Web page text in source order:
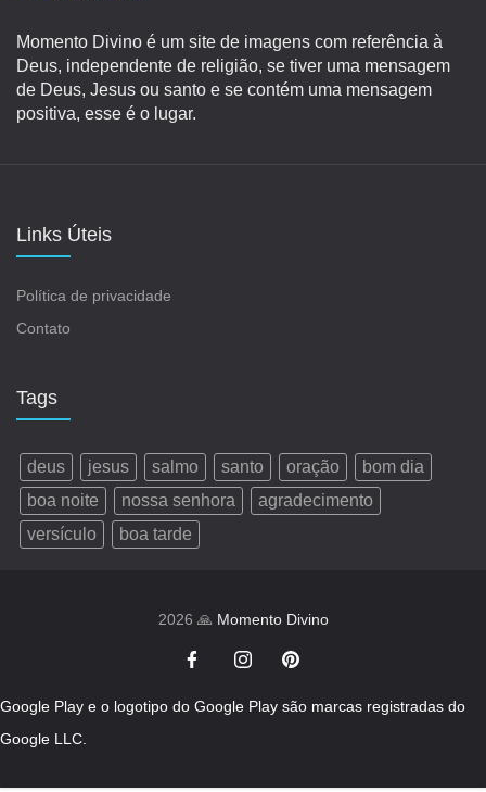
Momento Divino é um site de imagens com referência à
Deus, independente de religião, se tiver uma mensagem
de Deus, Jesus ou santo e se contém uma mensagem
positiva, esse é o lugar.
Links Úteis
Política de privacidade
Contato
Tags
deus jesus salmo santo oração
bom dia
boa noite
nossa senhora
agradecimento
versículo
boa tarde
2026 🙏 Momento Divino
Google Play e o logotipo do Google Play são marcas registradas do
Google LLC.